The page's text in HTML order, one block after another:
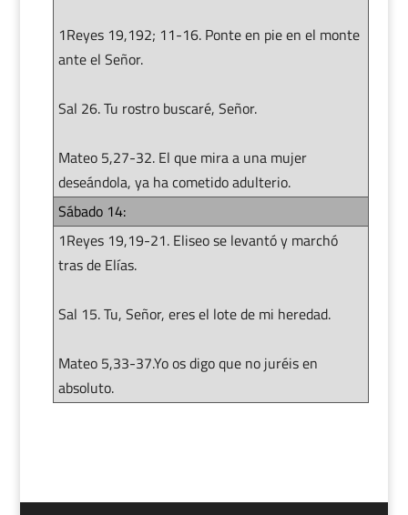
1Reyes 19,192; 11-16. Ponte en pie en el monte
ante el Señor.
Sal 26. Tu rostro buscaré, Señor.
Mateo 5,27-32. El que mira a una mujer
deseándola, ya ha cometido adulterio.
Sábado 14:
1Reyes 19,19-21. Eliseo se levantó y marchó
tras de Elías.
Sal 15. Tu, Señor, eres el lote de mi heredad.
Mateo 5,33-37.Yo os digo que no juréis en
absoluto.